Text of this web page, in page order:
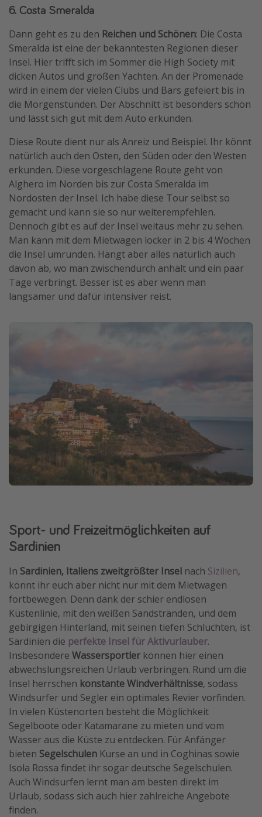
6. Costa Smeralda
Dann geht es zu den Reichen und Schönen: Die Costa
Smeralda ist eine der bekanntesten Regionen dieser
Insel. Hier trifft sich im Sommer die High Society mit
dicken Autos und großen Yachten. An der Promenade
wird in einem der vielen Clubs und Bars gefeiert bis in
die Morgenstunden. Der Abschnitt ist besonders schön
und lässt sich gut mit dem Auto erkunden.
Diese Route dient nur als Anreiz und Beispiel. Ihr könnt
natürlich auch den Osten, den Süden oder den Westen
erkunden. Diese vorgeschlagene Route geht von
Alghero im Norden bis zur Costa Smeralda im
Nordosten der Insel. Ich habe diese Tour selbst so
gemacht und kann sie so nur weiterempfehlen.
Dennoch gibt es auf der Insel weitaus mehr zu sehen.
Man kann mit dem Mietwagen locker in 2 bis 4 Wochen
die Insel umrunden. Hängt aber alles natürlich auch
davon ab, wo man zwischendurch anhält und ein paar
Tage verbringt. Besser ist es aber wenn man
langsamer und dafür intensiver reist.
Sport- und Freizeitmöglichkeiten auf
Sardinien
In Sardinien, Italiens zweitgrößter Insel nach Sizilien,
könnt ihr euch aber nicht nur mit dem Mietwagen
fortbewegen. Denn dank der schier endlosen
Küstenlinie, mit den weißen Sandstränden, und dem
gebirgigen Hinterland, mit seinen tiefen Schluchten, ist
Sardinien die perfekte Insel für Aktivurlauber.
Insbesondere Wassersportler können hier einen
abwechslungsreichen Urlaub verbringen. Rund um die
Insel herrschen konstante Windverhältnisse, sodass
Windsurfer und Segler ein optimales Revier vorfinden.
In vielen Küstenorten besteht die Möglichkeit
Segelboote oder Katamarane zu mieten und vom
Wasser aus die Küste zu entdecken. Für Anfänger
bieten Segelschulen Kurse an und in Coghinas sowie
Isola Rossa findet ihr sogar deutsche Segelschulen.
Auch Windsurfen lernt man am besten direkt im
Urlaub, sodass sich auch hier zahlreiche Angebote
finden.